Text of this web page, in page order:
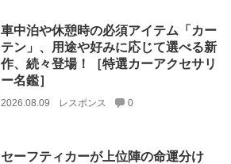
車中泊や休憩時の必須アイテム「カー
テン」、用途や好みに応じて選べる新
作、続々登場！［特選カーアクセサリ
ー名鑑］
2026.08.09 レスポンス 0
セーフティカーが上位陣の命運分け